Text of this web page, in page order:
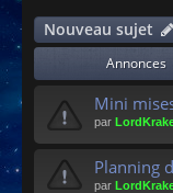
s
Nouveau sujet
Annonces
Mini
par
Planning
par